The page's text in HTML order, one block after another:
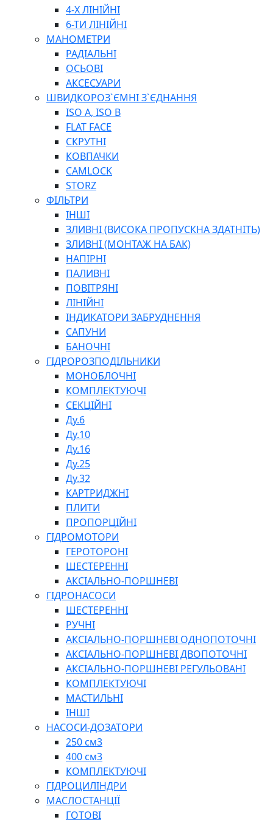
ПЛОСКОГУБЦІ
ВИКРУТКИ
КЛЮЧІ
ГОЛОВКИ, ТРІЩАТКИ, ВОРОТКИ, ПЕРЕХІДНИКИ
ЗУБИЛА, МОЛОТКИ, СОКИРИ, СТАМЕСКИ, ДОЛОТА
СТРУПЦИНИ, ЛЕЩАТА
ВИМІРЮВАЛЬНІ ІНСТРУМЕНТИ
БУДІВЕЛЬНИЙ ІНСТРУМЕНТ
ШЛАНГИ
ГОСПОДАРСЬКІ ТОВАРИ
ПНЕВМАТИЧНІ ІНСТРУМЕНТИ
З'ЄДНУВАЛЬНІ ІНСТРУМЕНТИ ТА МАТЕРІАЛИ
ЯЩИКИ, ШАФИ, ТА СУМКИ ДЛЯ ІНСТРУМЕНТІВ
ЗАСОБИ ЗАХИСТУ
СТЕПЛЕРИ, ЗАКЛЕПОЧНИКИ
ГІДРАВЛІЧНІ ІНСТРУМЕНТИ
ТЕХНІЧНА ХІМІЯ
СПЕЦІАЛЬНІ
ОЛИВИ
ГЕРМЕТИКИ
ЗМАЗКИ
КЛЕЇ, ЦЕМЕНТИ, ЕПОКСИДКИ
РЕМОНТ ГІДРОЦИЛІНДРІВ
БОРЕКС, ЕО
4-Х ЛІНІЙНІ
6-ТИ ЛІНІЙНІ
МАНОМЕТРИ
РАДІАЛЬНІ
ОСЬОВІ
АКСЕСУАРИ
ШВИДКОРОЗ`ЄМНІ З`ЄДНАННЯ
ISO A, ISO B
FLAT FACE
СКРУТНІ
КОВПАЧКИ
CAMLOCK
STORZ
ФІЛЬТРИ
ІНШІ
ЗЛИВНІ (ВИСОКА ПРОПУСКНА ЗДАТНІТЬ)
ЗЛИВНІ (МОНТАЖ НА БАК)
НАПІРНІ
ПАЛИВНІ
ПОВІТРЯНІ
ЛІНІЙНІ
ІНДИКАТОРИ ЗАБРУДНЕННЯ
САПУНИ
БАНОЧНІ
ГІДРОРОЗПОДІЛЬНИКИ
МОНОБЛОЧНІ
КОМПЛЕКТУЮЧІ
СЕКЦІЙНІ
Ду.6
Ду.10
Ду.16
Ду.25
Ду.32
КАРТРИДЖНІ
ПЛИТИ
ПРОПОРЦІЙНІ
ГІДРОМОТОРИ
ГЕРОТОРОНІ
ШЕСТЕРЕННІ
АКСІАЛЬНО-ПОРШНЕВІ
ГІДРОНАСОСИ
ШЕСТЕРЕННІ
РУЧНІ
АКСІАЛЬНО-ПОРШНЕВІ ОДНОПОТОЧНІ
АКСІАЛЬНО-ПОРШНЕВІ ДВОПОТОЧНІ
АКСІАЛЬНО-ПОРШНЕВІ РЕГУЛЬОВАНІ
КОМПЛЕКТУЮЧІ
МАСТИЛЬНІ
ІНШІ
НАСОСИ-ДОЗАТОРИ
250 см3
400 см3
КОМПЛЕКТУЮЧІ
ГІДРОЦИЛІНДРИ
МАСЛОСТАНЦІЇ
ГОТОВІ